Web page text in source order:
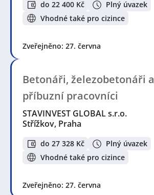
do 22 400 Kč
Plný úvazek
Vhodné také pro cizince
Zveřejněno: 27. června
Betonáři, železobetonáři a
příbuzní pracovníci
STAVINVEST GLOBAL s.r.o.
Střížkov, Praha
do 27 328 Kč
Plný úvazek
Vhodné také pro cizince
Zveřejněno: 27. června